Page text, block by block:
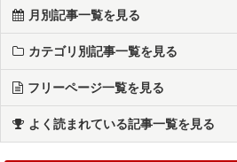
月別記事一覧を見る
カテゴリ別記事一覧を見る
フリーページ一覧を見る
よく読まれている記事一覧を見る